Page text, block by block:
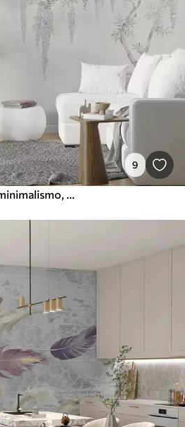
9
Flores de glicina, glicina, minimalismo, monocromo, loft y estilo japonés